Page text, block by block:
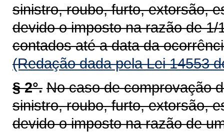
sinistro, roubo, furto, extorsão,
devido o imposto na razão de
contados até a data da
(Redação dada pela Lei 14553
§ 2°. No caso de comprovação
sinistro, roubo, furto, extorsão,
devido o imposto na razão de